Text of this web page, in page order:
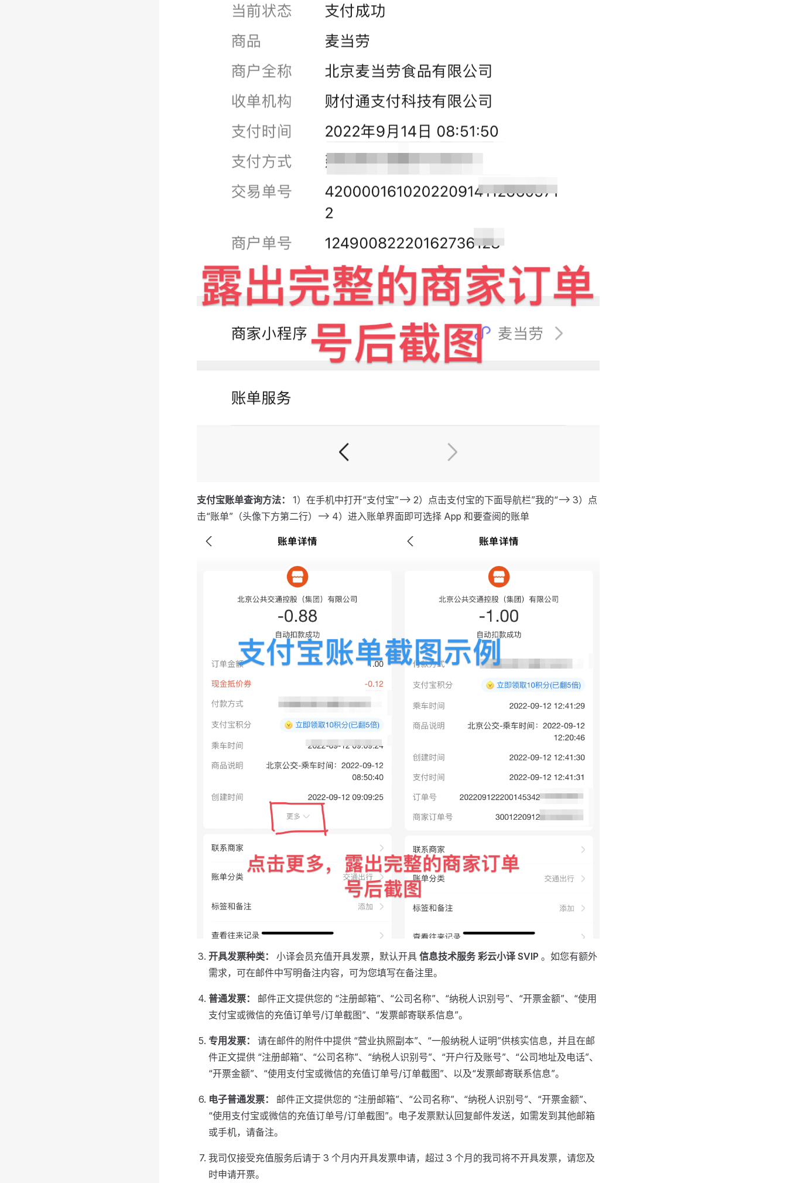
支付宝账单查询方法：
1）在手机中打开“支付宝”——> 2）点击支付宝的下面导航栏”我的“——> 3）点
击“账单”（头像下方第二行）——> 4）进入账单界面即可选择 App 和要查阅的账单
开具发票种类： 小译会员充值开具发票，默认开具 信息技术服务 彩云小译 SVIP 。如您有额外
需求，可在邮件中写明备注内容，可为您填写在备注里。
普通发票：
邮件正文提供您的 “注册邮箱”、“公司名称”、“纳税人识别号”、“开票金额”、“使用
支付宝或微信的充值订单号/订单截图”、“发票邮寄联系信息”。
专用发票：
请在邮件的附件中提供 “营业执照副本”、“一般纳税人证明”供核实信息，并且在邮
件正文提供 “注册邮箱”、“公司名称”、“纳税人识别号”、“开户行及账号”、“公司地址及电话”、
“开票金额”、“使用支付宝或微信的充值订单号/订单截图”、以及“发票邮寄联系信息”。
电子普通发票：
邮件正文提供您的 “注册邮箱”、“公司名称”、“纳税人识别号”、“开票金额”、
“使用支付宝或微信的充值订单号/订单截图”。电子发票默认回复邮件发送，如需发到其他邮箱
或手机，请备注。
我司仅接受充值服务后请于 3 个月内开具发票申请，超过 3 个月的我司将不开具发票，请您及
时申请开票。